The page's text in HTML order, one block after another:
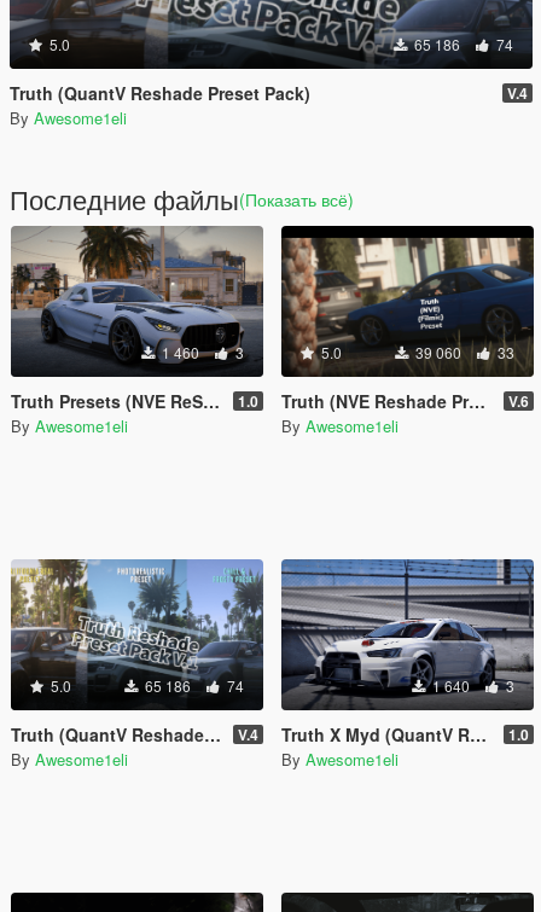
5.0 65 186 74
Truth (QuantV Reshade Preset Pack) V.4
By Awesome1eli
Последние файлы(Показать всё)
1 460 3
Truth Presets (NVE ReShade Preset) 1.0
By Awesome1eli
5.0 39 060 33
Truth (NVE Reshade Preset Pack) V.6
By Awesome1eli
5.0 65 186 74
Truth (QuantV Reshade Preset Pack) V.4
By Awesome1eli
1 640 3
Truth X Myd (QuantV ReShade Preset) 1.0
By Awesome1eli